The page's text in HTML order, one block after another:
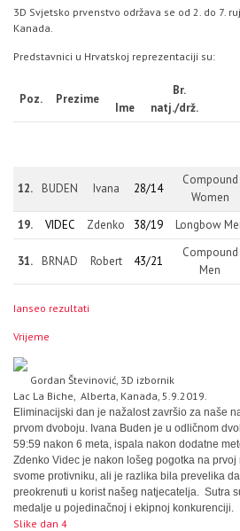
3D Svjetsko prvenstvo održava se od 2. do 7.
Kanada.
Predstavnici u Hrvatskoj reprezentaciji su:
Poz. Prezime
Ime
Br.
natj./drž.
12. BUDEN Ivana 28/14
Compound
Women
19. VIDEC Zdenko 38/19 Longbow
31. BRNAD Robert 43/21
Compound
Men
Ianseo rezultati
Vrijeme
Gordan Števinović, 3D izbornik
Lac La Biche, Alberta, Kanada, 5.9.2019.
Eliminacijski dan je nažalost završio za naše
prvom dvoboju. Ivana Buden je u odličnom
59:59 nakon 6 meta, ispala nakon dodatne
Zdenko Videc je nakon lošeg pogotka na
svome protivniku, ali je razlika bila prevelika
preokrenuti u korist našeg natjecatelja. Sutra
medalje u pojedinačnoj i ekipnoj konkurenciji.
Slike dan 4